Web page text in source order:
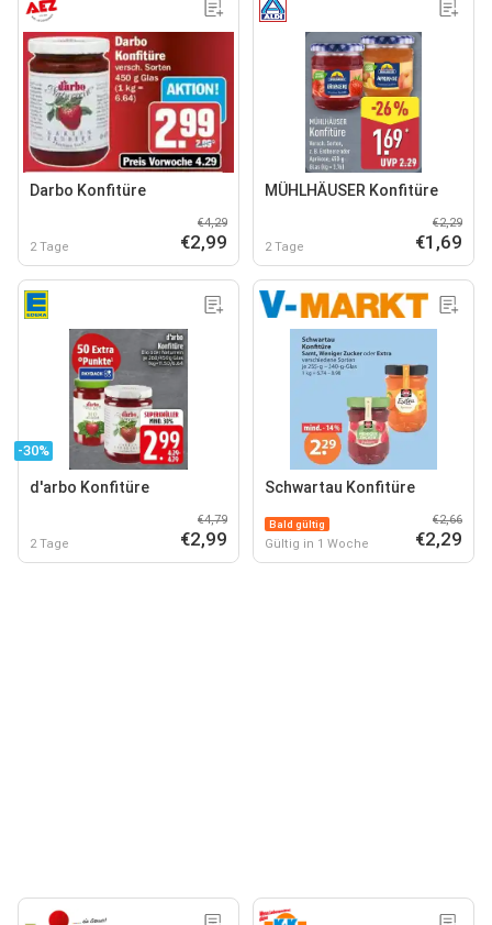
Darbo Konfitüre
2 Tage
€4,29
€2,99
MÜHLHÄUSER Konfitüre
2 Tage
€2,29
€1,69
-30%
d'arbo Konfitüre
2 Tage
€4,79
€2,99
Schwartau Konfitüre
Bald gültig
Gültig in 1 Woche
€2,66
€2,29